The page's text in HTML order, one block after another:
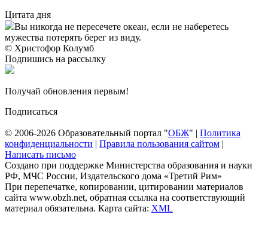
Цитата дня
Вы никогда не пересечете океан, если не наберетесь
мужества потерять берег из виду.
© Христофор Колумб
Подпишись на рассылку
Получай обновления первым!
Подписаться
© 2006-2026 Образовательный портал "ОБЖ" | Политика
конфиденциальности | Правила пользования сайтом |
Написать письмо
Создано при поддержке Министерства образования и науки
РФ, МЧС России, Издательского дома «Третий Рим»
При перепечатке, копировании, цитировании материалов
сайта www.obzh.net, обратная ссылка на соответствующий
материал обязательна. Карта сайта: XML